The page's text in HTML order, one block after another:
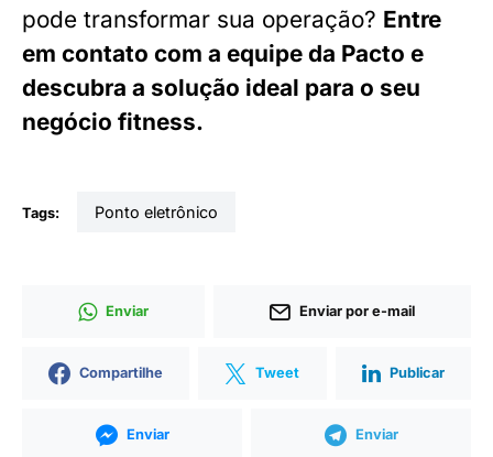
pode transformar sua operação? Entre
em contato com a equipe da Pacto e
descubra a solução ideal para o seu
negócio fitness.
Tags: ponto eletrônico
Enviar Enviar por e-mail
Compartilhe Tweet Publicar
Enviar Enviar